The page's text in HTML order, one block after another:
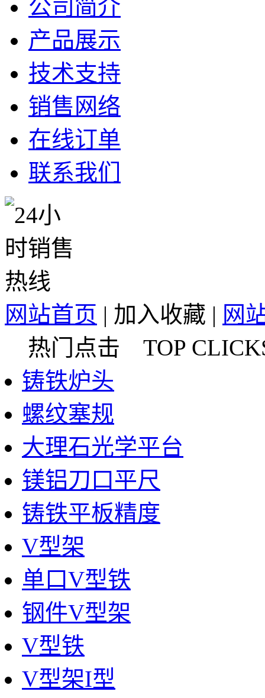
公司简介
产品展示
技术支持
销售网络
在线订单
联系我们
网站首页 | 加入收藏 | 网
热门点击 TOP
铸铁炉头
螺纹塞规
大理石光学平台
镁铝刀口平尺
铸铁平板精度
V型架
单口V型铁
钢件V型架
V型铁
V型架I型